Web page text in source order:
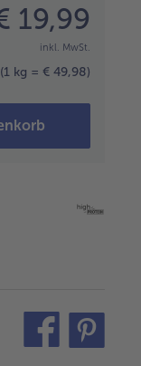
19,99
inkl. MwSt.
(1 kg = € 49,98)
teilen